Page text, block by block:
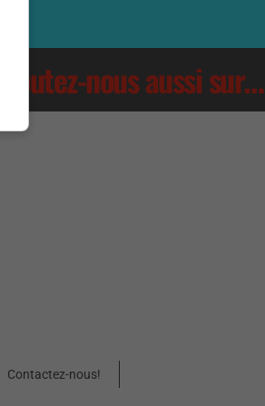
Écoutez-nous aussi sur…
Contactez-nous!